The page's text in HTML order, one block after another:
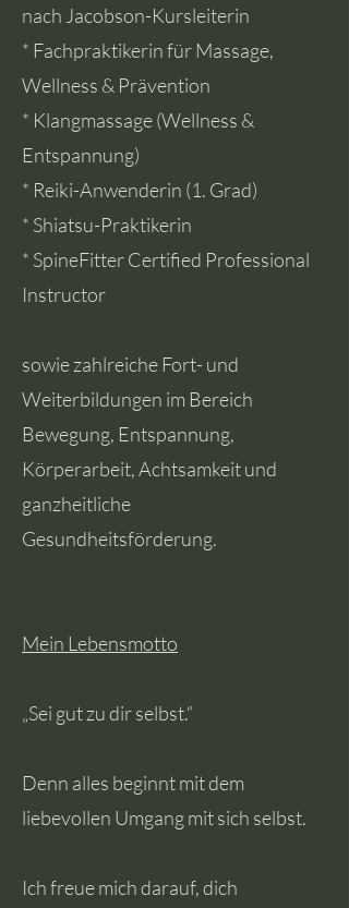
nach Jacobson-Kursleiterin
* Fachpraktikerin für Massage,
Wellness & Prävention
* Klangmassage (Wellness &
Entspannung)
* Reiki-Anwenderin (1. Grad)
* Shiatsu-Praktikerin
* SpineFitter Certified Professional
Instructor
sowie zahlreiche Fort- und
Weiterbildungen im Bereich
Bewegung, Entspannung,
Körperarbeit, Achtsamkeit und
ganzheitliche
Gesundheitsförderung.
Mein Lebensmotto
„Sei gut zu dir selbst.“
Denn alles beginnt mit dem
liebevollen Umgang mit sich selbst.
Ich freue mich darauf, dich